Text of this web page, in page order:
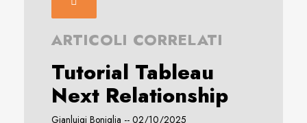
ARTICOLI CORRELATI
Tutorial Tableau
Next Relationship
Gianluigi Boniglia 02/10/2025